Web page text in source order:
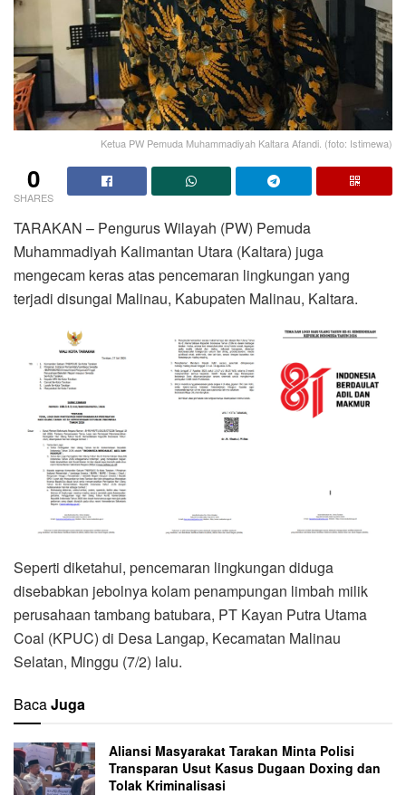
Ketua PW Pemuda Muhammadiyah Kaltara Afandi. (foto: Istimewa)
0
SHARES
TARAKAN – Pengurus Wilayah (PW) Pemuda
Muhammadiyah Kalimantan Utara (Kaltara) juga
mengecam keras atas pencemaran lingkungan yang
terjadi disungai Malinau, Kabupaten Malinau, Kaltara.
Seperti diketahui, pencemaran lingkungan diduga
disebabkan jebolnya kolam penampungan limbah milik
perusahaan tambang batubara, PT Kayan Putra Utama
Coal (KPUC) di Desa Langap, Kecamatan Malinau
Selatan, Minggu (7/2) lalu.
BacaJuga
Aliansi Masyarakat Tarakan Minta Polisi
Transparan Usut Kasus Dugaan Doxing dan
Tolak Kriminalisasi